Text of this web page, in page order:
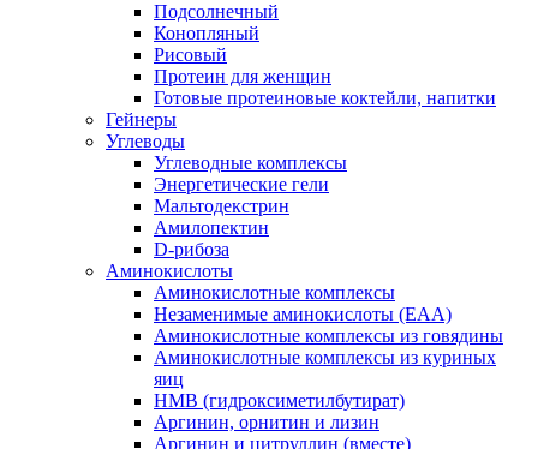
Подсолнечный
Конопляный
Рисовый
Протеин для женщин
Готовые протеиновые коктейли, напитки
Гейнеры
Углеводы
Углеводные комплексы
Энергетические гели
Мальтодекстрин
Амилопектин
D-рибоза
Аминокислоты
Аминокислотные комплексы
Незаменимые аминокислоты (EAA)
Аминокислотные комплексы из говядины
Аминокислотные комплексы из куриных
яиц
HMB (гидроксиметилбутират)
Аргинин, орнитин и лизин
Аргинин и цитруллин (вместе)